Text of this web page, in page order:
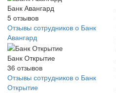
Банк Авангард
5 отзывов
Отзывы сотрудников о Банк
Авангард
Банк Открытие
36 отзывов
Отзывы сотрудников о Банк
Открытие